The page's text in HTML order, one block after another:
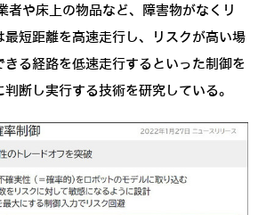
者や床上の物品など、障害物がなくリ
最短距離を高速走行し、リスクが高い場
きる経路を低速走行するといった制御を
断し実行する技術を研究している。